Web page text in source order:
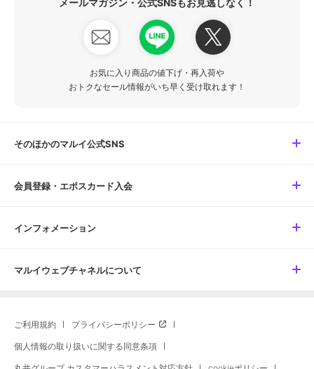
お気に入り商品の値下げ・再入荷や
おトクなセール情報がいち早く受け取れます！
そのほかのマルイ公式SNS
会員登録・エポスカード入会
インフォメーション
マルイウェブチャネルについて
ご利用規約 プライバシーポリシー
個人情報の取り扱いに関する同意条項